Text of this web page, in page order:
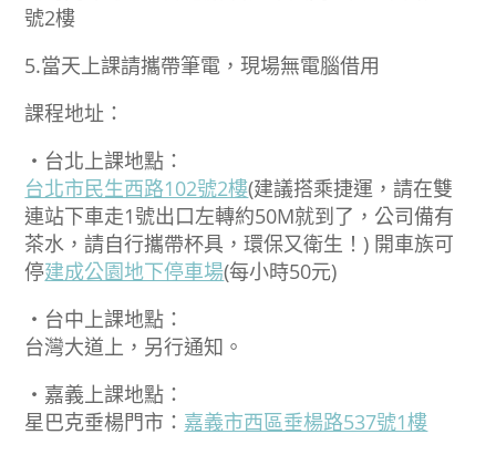
號2樓
5.當天上課請攜帶筆電，現場無電腦借用
課程地址：
‧台北上課地點：
台北市民生西路102號2樓(建議搭乘捷運，請在雙
連站下車走1號出口左轉約50M就到了，公司備有
茶水，請自行攜帶杯具，環保又衛生！) 開車族可
停建成公園地下停車場(每小時50元)
‧台中上課地點：
台灣大道上，另行通知。
‧嘉義上課地點：
星巴克垂楊門市： 嘉義市西區垂楊路537號1樓